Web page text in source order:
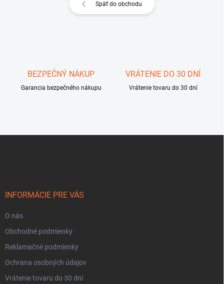
Späť do obchodu
BEZPEČNÝ NÁKUP
Garancia bezpečného nákupu
VRÁTENIE DO 30 DNÍ
Vrátenie tovaru do 30 dní
INFORMÁCIE PRE VÁS
O nás
Obchodné podmienky
Reklamačné podmienky
Ochrana osobných údajov
Vrátenie tovaru do 30 dní